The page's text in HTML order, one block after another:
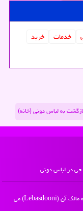
خدمات
خرید
به لباس دونی (خانه)
چی در لباس دونی
lebasdooni.ir - مالکیت معنوی سایت لباس دونی متعلق به مالک آن (Lebasdooni) می